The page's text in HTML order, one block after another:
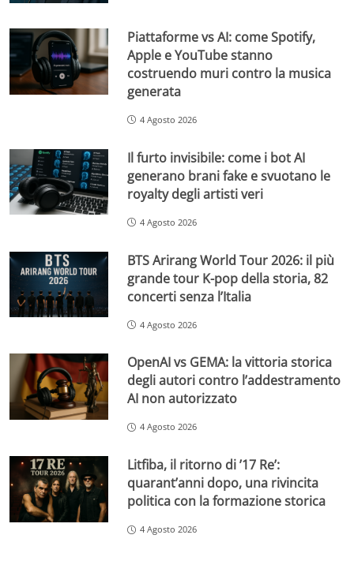
Piattaforme vs AI: come Spotify,
Apple e YouTube stanno
costruendo muri contro la musica
generata
4 Agosto 2026
Il furto invisibile: come i bot AI
generano brani fake e svuotano le
royalty degli artisti veri
4 Agosto 2026
BTS Arirang World Tour 2026: il più
grande tour K-pop della storia, 82
concerti senza l’Italia
4 Agosto 2026
OpenAI vs GEMA: la vittoria storica
degli autori contro l’addestramento
AI non autorizzato
4 Agosto 2026
Litfiba, il ritorno di ’17 Re’:
quarant’anni dopo, una rivincita
politica con la formazione storica
4 Agosto 2026